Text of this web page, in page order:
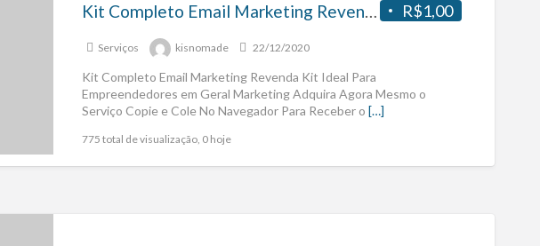
R$1,00
Kit Completo Email Marketing Revenda
Serviços kisnomade 22/12/2020
Kit Completo Email Marketing Revenda Kit Ideal Para
Empreendedores em Geral Marketing Adquira Agora Mesmo o
Serviço Copie e Cole No Navegador Para Receber o […]
775 total de visualização, 0 hoje